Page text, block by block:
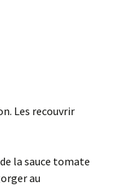
Les recouvrir
la sauce tomate
au